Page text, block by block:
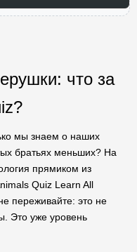
что за
мы знаем о наших
братьях меньших? На
прямиком из
Quiz Learn All
переживайте: это не
Это уже уровень